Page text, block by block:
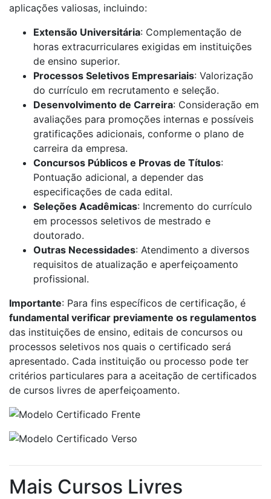
aplicações valiosas, incluindo:
Extensão Universitária: Complementação de
horas extracurriculares exigidas em instituições
de ensino superior.
Processos Seletivos Empresariais: Valorização
do currículo em recrutamento e seleção.
Desenvolvimento de Carreira: Consideração em
avaliações para promoções internas e possíveis
gratificações adicionais, conforme o plano de
carreira da empresa.
Concursos Públicos e Provas de Títulos:
Pontuação adicional, a depender das
especificações de cada edital.
Seleções Acadêmicas: Incremento do currículo
em processos seletivos de mestrado e
doutorado.
Outras Necessidades: Atendimento a diversos
requisitos de atualização e aperfeiçoamento
profissional.
Importante: Para fins específicos de certificação, é
fundamental verificar previamente os regulamentos
das instituições de ensino, editais de concursos ou
processos seletivos nos quais o certificado será
apresentado. Cada instituição ou processo pode ter
critérios particulares para a aceitação de certificados
de cursos livres de aperfeiçoamento.
Mais Cursos Livres